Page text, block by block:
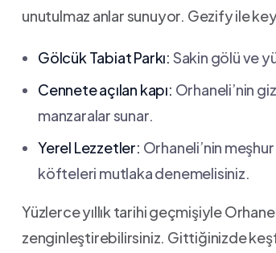
unutulmaz⁢ anlar sunuyor. Gezify ile
Gölcük Tabiat Parkı: ​Sakin ‌gölü ve
Cennete⁢ açılan kapı: Orhaneli’nin
manzaralar ⁣sunar.
Yerel Lezzetler: Orhaneli’nin⁤
köfteleri mutlaka​ denemelisiniz.
Yüzlerce‍ yıllık⁢ tarihi⁢ geçmişiyle
zenginleştirebilirsiniz.‍ Gittiğinizde